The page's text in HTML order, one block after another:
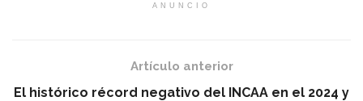
ANUNCIO
Artículo anterior
El histórico récord negativo del INCAA en el 2024 y